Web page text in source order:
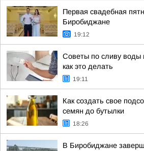
Первая свадебная
Биробиджане
19:12
Советы по сливу воды
как это делать
19:11
Как создать свое
семян до бутылки
18:26
В Биробиджане